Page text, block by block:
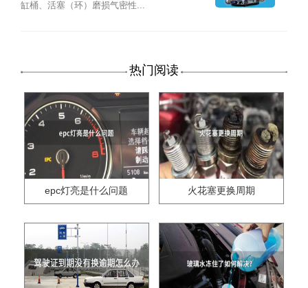
缸桶、活塞（环）磨损气密性...
热门阅读
epc灯亮是什么问题 火花塞更换周期